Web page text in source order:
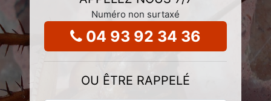
Numéro non surtaxé
04 93 92 34 36
OU ÊTRE RAPPELÉ